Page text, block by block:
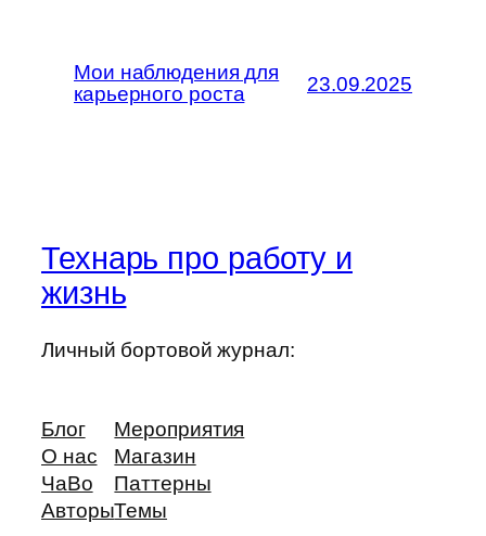
Мои наблюдения для
карьерного роста
23.09.2025
Технарь про работу и
жизнь
Личный бортовой журнал:
Блог
О нас
ЧаВо
Авторы
Мероприятия
Магазин
Паттерны
Темы